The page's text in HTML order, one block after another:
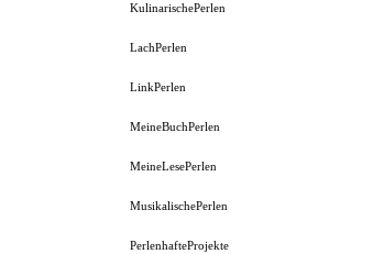
KulinarischePerlen
LachPerlen
LinkPerlen
MeineBuchPerlen
MeineLesePerlen
MusikalischePerlen
PerlenhafteProjekte